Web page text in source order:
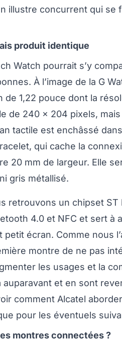
illustre concurrent qui
produit identique
Watch pourrait s’y
À l’image de la G
de 1,22 pouce dont la
de 240 x 204 pixels,
tactile est enchâssé
qui cache la
20 mm de largeur. Elle
gris métallisé.
retrouvons un chipset
4.0 et NFC et sert à
écran. Comme nous
montre de ne pas
les usages et la
auparavant et en sont
comment Alcatel
pour les éventuels
montres connectées ?